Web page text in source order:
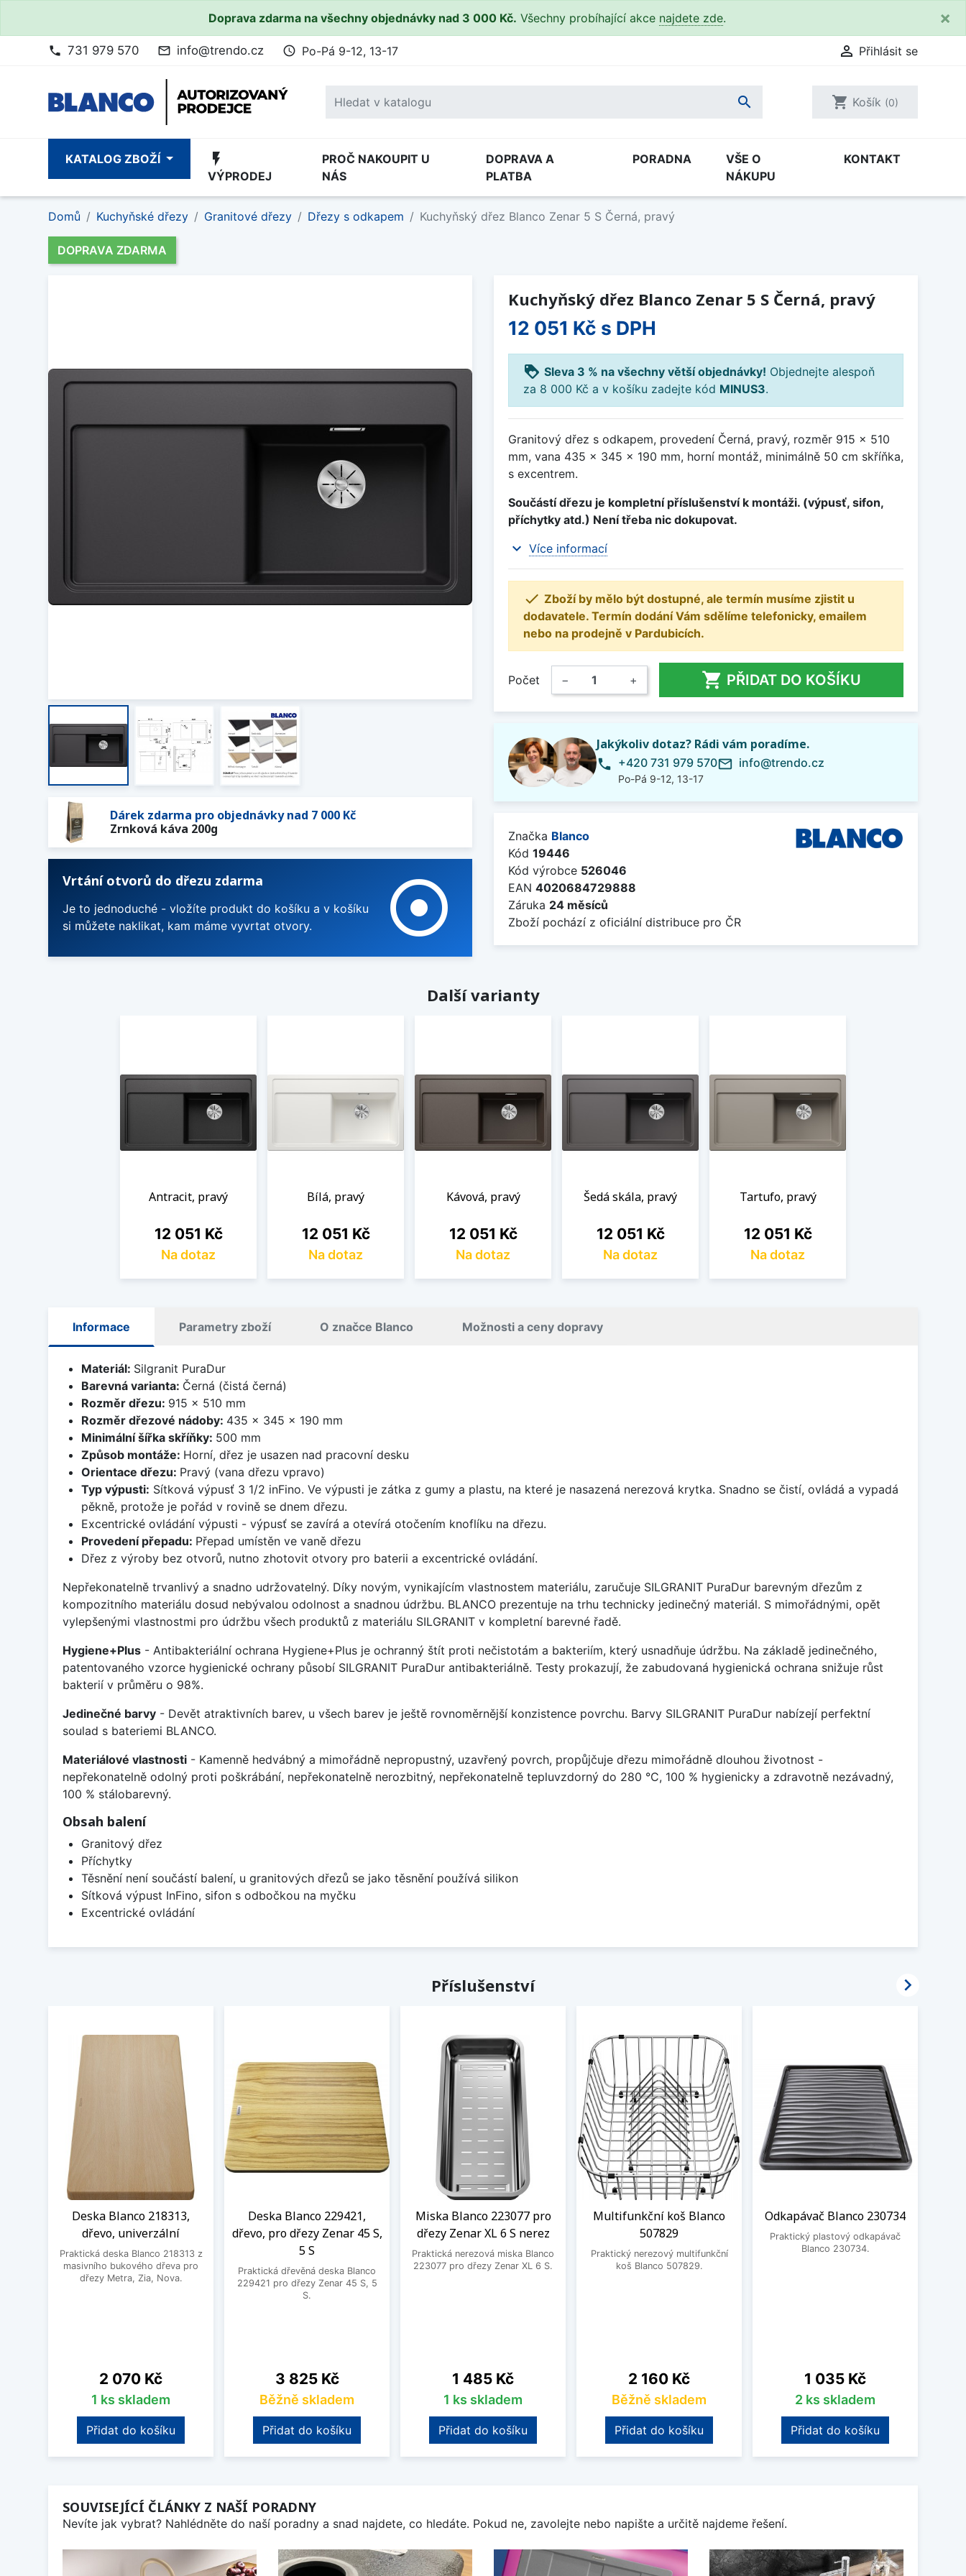
Doprava zdarma na všechny objednávky nad 3 000 Kč. Všechny probíhající akce najdete zde. ×
phone 731 979 570 mail_outline info@trendo.cz access_time Po-Pá 9-12, 13-17  Přihlásit se
 shopping_cart Košík (0)
KATALOG ZBOŽÍ flash_on
VÝPRODEJ
PROČ NAKOUPIT U
NÁS
DOPRAVA A
PLATBA
PORADNA
VŠE O
NÁKUPU
KONTAKT
Domů Kuchyňské dřezy Granitové dřezy Dřezy s odkapem Kuchyňský dřez Blanco Zenar 5 S Černá, pravý
DOPRAVA ZDARMA
Dárek zdarma pro objednávky nad 7 000 Kč
Zrnková káva 200g
Vrtání otvorů do dřezu zdarma
Je to jednoduché - vložíte produkt do košíku a v košíku
si můžete naklikat, kam máme vyvrtat otvory.
adjust
Kuchyňský dřez Blanco Zenar 5 S Černá, pravý
12 051 Kč s DPH
loyalty Sleva 3 % na všechny větší objednávky! Objednejte alespoň
za 8 000 Kč a v košíku zadejte kód MINUS3.
Granitový dřez s odkapem, provedení Černá, pravý, rozměr 915 x 510
mm, vana 435 x 345 x 190 mm, horní montáž, minimálně 50 cm skříňka,
s excentrem.
Součástí dřezu je kompletní příslušenství k montáži. (výpusť, sifon,
příchytky atd.) Není třeba nic dokupovat.
expand_more Více informací
 Zboží by mělo být dostupné, ale termín musíme zjistit u
dodavatele. Termín dodání Vám sdělíme telefonicky, emailem
nebo na prodejně v Pardubicích.
Počet − +  PŘIDAT DO KOŠÍKU
Jakýkoliv dotaz? Rádi vám poradíme.
phone +420 731 979 570
Po-Pá 9-12, 13-17
mail_outline info@trendo.cz
Značka Blanco
Kód 19446
Kód výrobce 526046
EAN 4020684729888
Záruka 24 měsíců
Zboží pochází z oficiální distribuce pro ČR
Další varianty
Antracit, pravý
Cena
12 051 Kč
Na dotaz
Bílá, pravý
Cena
12 051 Kč
Na dotaz
Kávová, pravý
Cena
12 051 Kč
Na dotaz
Šedá skála, pravý
Cena
12 051 Kč
Na dotaz
Tartufo, pravý
Cena
12 051 Kč
Na dotaz
Informace Parametry zboží O značce Blanco Možnosti a ceny dopravy
Materiál: Silgranit PuraDur
Barevná varianta: Černá (čistá černá)
Rozměr dřezu: 915 x 510 mm
Rozměr dřezové nádoby: 435 x 345 x 190 mm
Minimální šířka skříňky: 500 mm
Způsob montáže: Horní, dřez je usazen nad pracovní desku
Orientace dřezu: Pravý (vana dřezu vpravo)
Typ výpusti: Sítková výpusť 3 1/2 inFino. Ve výpusti je zátka z gumy a plastu, na které je nasazená nerezová krytka. Snadno se čistí, ovládá a vypadá
pěkně, protože je pořád v rovině se dnem dřezu.
Excentrické ovládání výpusti - výpusť se zavírá a otevírá otočením knoflíku na dřezu.
Provedení přepadu: Přepad umístěn ve vaně dřezu
Dřez z výroby bez otvorů, nutno zhotovit otvory pro baterii a excentrické ovládání.
Nepřekonatelně trvanlivý a snadno udržovatelný. Díky novým, vynikajícím vlastnostem materiálu, zaručuje SILGRANIT PuraDur barevným dřezům z
kompozitního materiálu dosud nebývalou odolnost a snadnou údržbu. BLANCO prezentuje na trhu technicky jedinečný materiál. S mimořádnými, opět
vylepšenými vlastnostmi pro údržbu všech produktů z materiálu SILGRANIT v kompletní barevné řadě.
Hygiene+Plus - Antibakteriální ochrana Hygiene+Plus je ochranný štít proti nečistotám a bakteriím, který usnadňuje údržbu. Na základě jedinečného,
patentovaného vzorce hygienické ochrany působí SILGRANIT PuraDur antibakteriálně. Testy prokazují, že zabudovaná hygienická ochrana snižuje růst
bakterií v průměru o 98%.
Jedinečné barvy - Devět atraktivních barev, u všech barev je ještě rovnoměrnější konzistence povrchu. Barvy SILGRANIT PuraDur nabízejí perfektní
soulad s bateriemi BLANCO.
Materiálové vlastnosti - Kamenně hedvábný a mimořádně nepropustný, uzavřený povrch, propůjčuje dřezu mimořádně dlouhou životnost -
nepřekonatelně odolný proti poškrábání, nepřekonatelně nerozbitný, nepřekonatelně tepluvzdorný do 280 °C, 100 % hygienicky a zdravotně nezávadný,
100 % stálobarevný.
Obsah balení
Granitový dřez
Příchytky
Těsnění není součástí balení, u granitových dřezů se jako těsnění používá silikon
Sítková výpust InFino, sifon s odbočkou na myčku
Excentrické ovládání
Příslušenství
Deska Blanco 218313,
dřevo, univerzální
Praktická deska Blanco 218313 z
masivního bukového dřeva pro
dřezy Metra, Zia, Nova.
Cena
2 070 Kč
1 ks skladem
Přidat do košíku
Deska Blanco 229421,
dřevo, pro dřezy Zenar 45 S,
5 S
Praktická dřevěná deska Blanco
229421 pro dřezy Zenar 45 S, 5
S.
Cena
3 825 Kč
Běžně skladem
Přidat do košíku
Miska Blanco 223077 pro
dřezy Zenar XL 6 S nerez
Praktická nerezová miska Blanco
223077 pro dřezy Zenar XL 6 S.
Cena
1 485 Kč
1 ks skladem
Přidat do košíku
Multifunkční koš Blanco
507829
Praktický nerezový multifunkční
koš Blanco 507829.
Cena
2 160 Kč
Běžně skladem
Přidat do košíku
Odkapávač Blanco 230734
Praktický plastový odkapávač
Blanco 230734.
Cena
1 035 Kč
2 ks skladem
Přidat do košíku

SOUVISEJÍCÍ ČLÁNKY Z NAŠÍ PORADNY
Nevíte jak vybrat? Nahlédněte do naší poradny a snad najdete, co hledáte. Pokud ne, zavolejte nebo napište a určitě najdeme řešení.